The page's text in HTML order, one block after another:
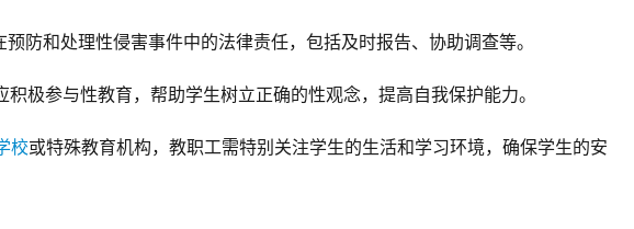
防和处理性侵害事件中的法律责任，包括及时报告、协助调查等。
积极参与性教育，帮助学生树立正确的性观念，提高自我保护能力。
校或特殊教育机构，教职工需特别关注学生的生活和学习环境，确保学生的安